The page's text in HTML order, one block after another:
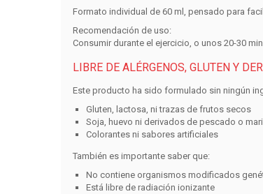
Formato individual de 60 ml , pensado para
Recomendación de uso:
Consumir durante el ejercicio, o unos 20-30
LIBRE DE ALÉRGENOS, GLUTEN Y
Este producto ha sido formulado sin ningún
Gluten, lactosa, ni trazas de frutos secos
Soja, huevo ni derivados de pescado o
Colorantes ni sabores artificiales
También es importante saber que:
No contiene organismos modificados
Está libre de radiación ionizante